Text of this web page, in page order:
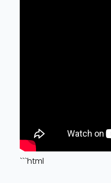
```html